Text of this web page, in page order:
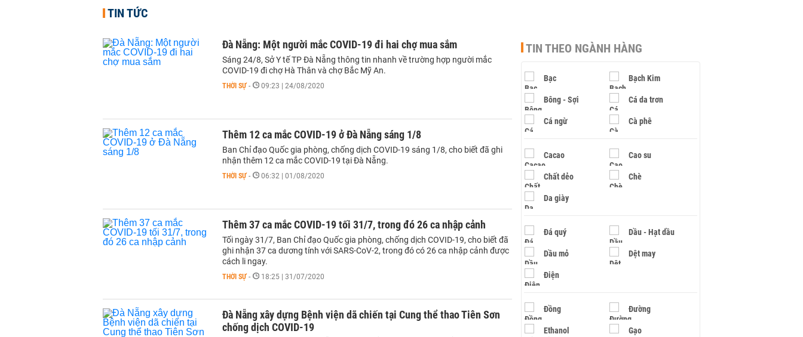
TIN TỨC
Đà Nẵng: Một người mắc COVID-19 đi hai chợ mua sắm
Sáng 24/8, Sở Y tế TP Đà Nẵng thông tin nhanh về trường hợp người mắc
COVID-19 đi chợ Hà Thân và chợ Bắc Mỹ An.
THỜI SỰ - 09:23 | 24/08/2020
Thêm 12 ca mắc COVID-19 ở Đà Nẵng sáng 1/8
Ban Chỉ đạo Quốc gia phòng, chống dịch COVID-19 sáng 1/8, cho biết đã ghi
nhận thêm 12 ca mắc COVID-19 tại Đà Nẵng.
THỜI SỰ - 06:32 | 01/08/2020
Thêm 37 ca mắc COVID-19 tối 31/7, trong đó 26 ca nhập cảnh
Tối ngày 31/7, Ban Chỉ đạo Quốc gia phòng, chống dịch COVID-19, cho biết đã
ghi nhận 37 ca dương tính với SARS-CoV-2, trong đó có 26 ca nhập cảnh được
cách li ngay.
THỜI SỰ - 18:25 | 31/07/2020
Đà Nẵng xây dựng Bệnh viện dã chiến tại Cung thể thao Tiên Sơn
chống dịch COVID-19
TIN THEO NGÀNH HÀNG
Bạc Bạch Kim
Bông - Sợi Cá da trơn
Cá ngừ Cà phê
Cacao Cao su
Chất dẻo Chè
Da giày
Đá quý Dầu - Hạt dầu
Dầu mỏ Dệt may
Điện
Đồng Đường
Ethanol Gạo